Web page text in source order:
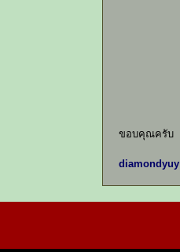
ขอบคุณครับ
diamondyuy